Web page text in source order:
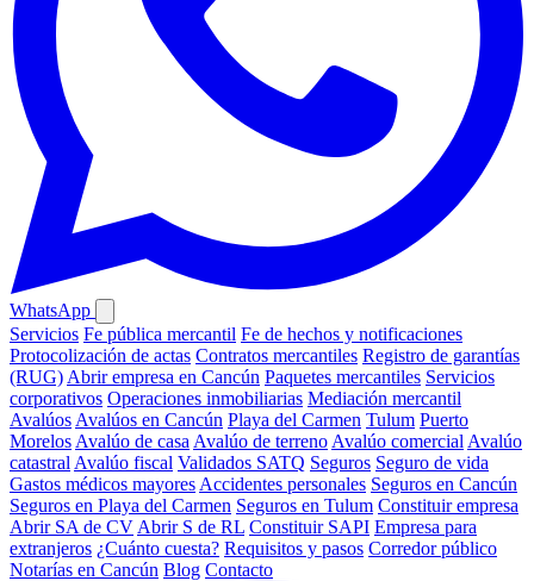
WhatsApp
Servicios Fe pública mercantil Fe de hechos y notificaciones
Protocolización de actas Contratos mercantiles Registro de garantías
(RUG) Abrir empresa en Cancún Paquetes mercantiles Servicios
corporativos Operaciones inmobiliarias Mediación mercantil
Avalúos Avalúos en Cancún Playa del Carmen Tulum Puerto
Morelos Avalúo de casa Avalúo de terreno Avalúo comercial Avalúo
catastral Avalúo fiscal Validados SATQ Seguros Seguro de vida
Gastos médicos mayores Accidentes personales Seguros en Cancún
Seguros en Playa del Carmen Seguros en Tulum Constituir empresa
Abrir SA de CV Abrir S de RL Constituir SAPI Empresa para
extranjeros ¿Cuánto cuesta? Requisitos y pasos Corredor público
Notarías en Cancún Blog Contacto